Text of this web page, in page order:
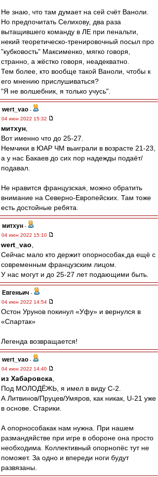
Не знаю, что там думает на сей счёт Ваноли.
Но предпочитать Селихову, два раза
вытащившего команду в ЛЕ при пенальти,
некий теоретическо-тренировочный посыл про
"кубковость" Максименко, мягко говоря,
странно, а жёстко говоря, неадекватно.
Тем более, кто вообще такой Ваноли, чтобы к
его мнению прислушиваться?
"Я не волшебник, я только учусь".
wert_vao -
04 июн 2022 15:32
митхун
Вот именно что до 25-27.
Немчики в ЮАР ЧМ выиграли в возрасте 21-23,
а у нас Бакаев до сих пор надежды подаёт/
подавал.
Не нравится французская, можно обратить
внимание на Северно-Европейских. Там тоже
есть достойные ребята.
митхун -
04 июн 2022 15:10
wert_vao
Сейчас мало кто держит опорнособак,да ещё с
современным французским лицом.
У нас могут и до 25-27 лет подающими быть.
Евгеньич -
04 июн 2022 14:54
Остон Урунов покинул «Уфу» и вернулся в
«Спартак»
Легенда возвращается!
wert_vao -
04 июн 2022 14:40
из Хабаровска
Под МОЛОДЁЖЬ, я имел в виду С-2.
А Литвинов/Пруцев/Умяров, как никак, U-21 уже
в основе. Старики.
А опорнособакак нам нужна. При нашем
размандяйстве при игре в обороне она просто
необходима. Коллективный опорнопёс тут не
поможет. За одно и впереди ноги будут
развязаны.